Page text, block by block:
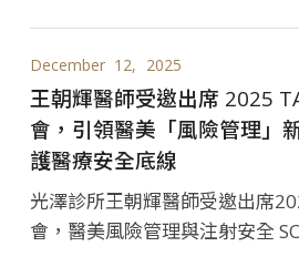
10K 挑戰，用行動傳遞陪伴與支
將攤位所得全數捐贈台灣癌症臨
基金會，讓每一步都成為希望
量。
December 12 2025
王朝輝醫師受邀出席 2025
會，引領醫美「風險管理」
護醫療安全底線
光澤診所王朝輝醫師受邀出席
會，醫美風險管理與注射安全